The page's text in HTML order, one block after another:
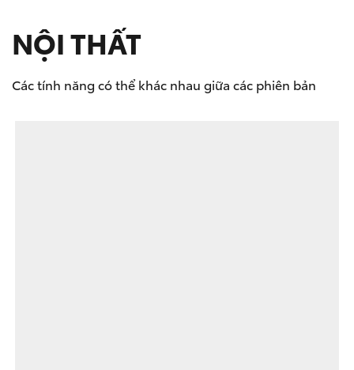
NỘI THẤT
Các tính năng có thể khác nhau giữa các phiên bản